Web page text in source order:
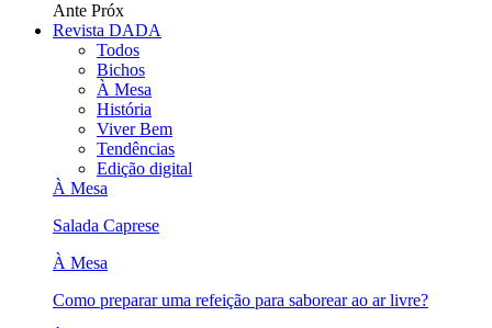
Ante Próx
Revista DADA
Todos
Bichos
À Mesa
História
Viver Bem
Tendências
Edição digital
À Mesa
Salada Caprese
À Mesa
Como preparar uma refeição para saborear ao ar livre?